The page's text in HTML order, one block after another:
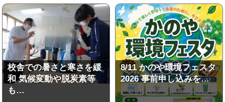
校舎での暑さと寒さを緩
和 気候変動や脱炭素等
も…
8/11 かのや環境フェスタ
2026 事前申し込みを…